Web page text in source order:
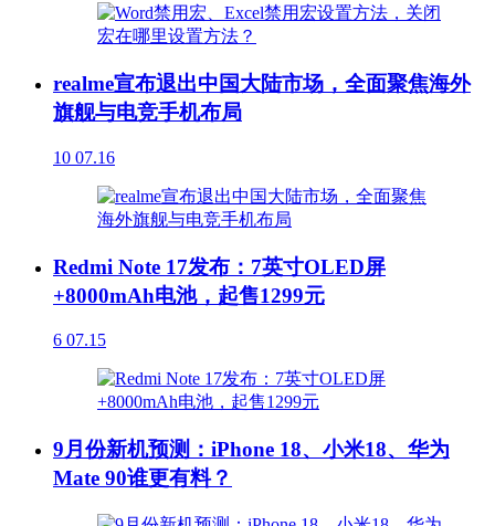
realme宣布退出中国大陆市场，全面聚焦海外
旗舰与电竞手机布局
10 07.16
Redmi Note 17发布：7英寸OLED屏
+8000mAh电池，起售1299元
6 07.15
9月份新机预测：iPhone 18、小米18、华为
Mate 90谁更有料？